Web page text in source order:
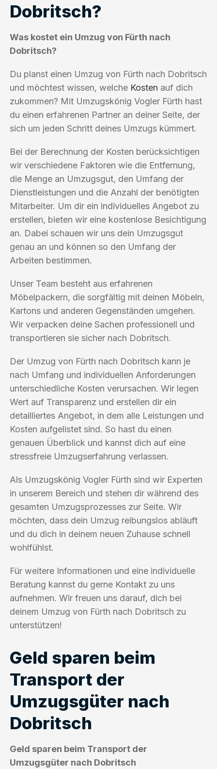
Dobritsch?
Was kostet ein Umzug von Fürth nach
Dobritsch?
Du planst einen Umzug von Fürth nach Dobritsch
und möchtest wissen, welche Kosten auf dich
zukommen? Mit Umzugskönig Vogler Fürth hast
du einen erfahrenen Partner an deiner Seite, der
sich um jeden Schritt deines Umzugs kümmert.
Bei der Berechnung der Kosten berücksichtigen
wir verschiedene Faktoren wie die Entfernung,
die Menge an Umzugsgut, den Umfang der
Dienstleistungen und die Anzahl der benötigten
Mitarbeiter. Um dir ein individuelles Angebot zu
erstellen, bieten wir eine kostenlose Besichtigung
an. Dabei schauen wir uns dein Umzugsgut
genau an und können so den Umfang der
Arbeiten bestimmen.
Unser Team besteht aus erfahrenen
Möbelpackern, die sorgfältig mit deinen Möbeln,
Kartons und anderen Gegenständen umgehen.
Wir verpacken deine Sachen professionell und
transportieren sie sicher nach Dobritsch.
Der Umzug von Fürth nach Dobritsch kann je
nach Umfang und individuellen Anforderungen
unterschiedliche Kosten verursachen. Wir legen
Wert auf Transparenz und erstellen dir ein
detailliertes Angebot, in dem alle Leistungen und
Kosten aufgelistet sind. So hast du einen
genauen Überblick und kannst dich auf eine
stressfreie Umzugserfahrung verlassen.
Als Umzugskönig Vogler Fürth sind wir Experten
in unserem Bereich und stehen dir während des
gesamten Umzugsprozesses zur Seite. Wir
möchten, dass dein Umzug reibungslos abläuft
und du dich in deinem neuen Zuhause schnell
wohlfühlst.
Für weitere Informationen und eine individuelle
Beratung kannst du gerne Kontakt zu uns
aufnehmen. Wir freuen uns darauf, dich bei
deinem Umzug von Fürth nach Dobritsch zu
unterstützen!
Geld sparen beim
Transport der
Umzugsgüter nach
Dobritsch
Geld sparen beim Transport der
Umzugsgüter nach Dobritsch